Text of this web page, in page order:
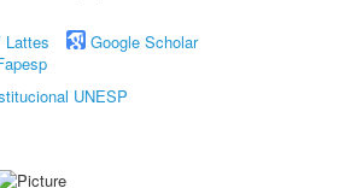
Lattes
Google Scholar
UNESP